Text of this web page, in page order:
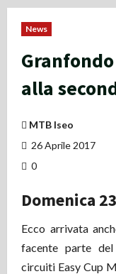
News
alla
MTB Iseo
26 Aprile 2017
0
Domenica
Ecco arrivata
facente parte
circuiti Easy Cup